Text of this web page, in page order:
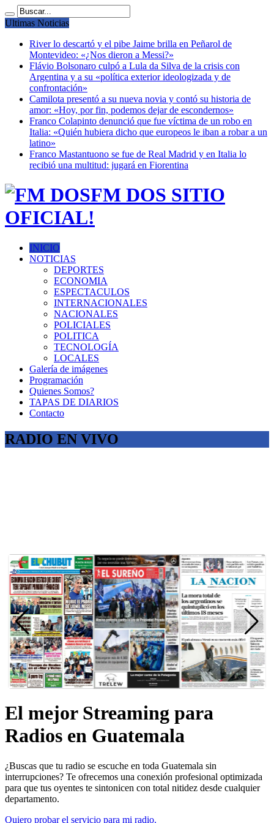
Ultimas Noticias
River lo descartó y el pibe Jaime brilla en Peñarol de
Montevideo: «¿Nos dieron a Messi?»
Flávio Bolsonaro culpó a Lula da Silva de la crisis con
Argentina y a su «política exterior ideologizada y de
confrontación»
Camilota presentó a su nueva novia y contó su historia de
amor: «Hoy, por fin, podemos dejar de escondernos»
Franco Colapinto denunció que fue víctima de un robo en
Italia: «Quién hubiera dicho que europeos le iban a robar a un
latino»
Franco Mastantuono se fue de Real Madrid y en Italia lo
recibió una multitud: jugará en Fiorentina
FM DOS SITIO
OFICIAL!
INICIO
NOTICIAS
DEPORTES
ECONOMIA
ESPECTACULOS
INTERNACIONALES
NACIONALES
POLICIALES
POLITICA
TECNOLOGÍA
LOCALES
Galería de imágenes
Programación
Quienes Somos?
TAPAS DE DIARIOS
Contacto
RADIO EN VIVO
El mejor Streaming para
Radios en Guatemala
¿Buscas que tu radio se escuche en toda Guatemala sin
interrupciones? Te ofrecemos una conexión profesional optimizada
para que tus oyentes te sintonicen con total nitidez desde cualquier
departamento.
Quiero probar el servicio para mi radio.